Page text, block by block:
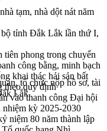
tạm, nhà dột nát năm
tỉnh Đắk Lắk lần thứ I,
phong trong chuyển
công bằng, minh bạch
khai thác hải sản bất
theo quy định
vào thanh công Đại hội
kỳ 2025-2030
niệm 80 năm thành lập
tổ chức nộp hồ sơ, tài
Lắk